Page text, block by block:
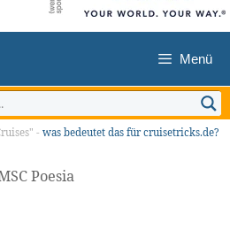
Menü
- was bedeutet das für cruisetricks.de?
Poesia